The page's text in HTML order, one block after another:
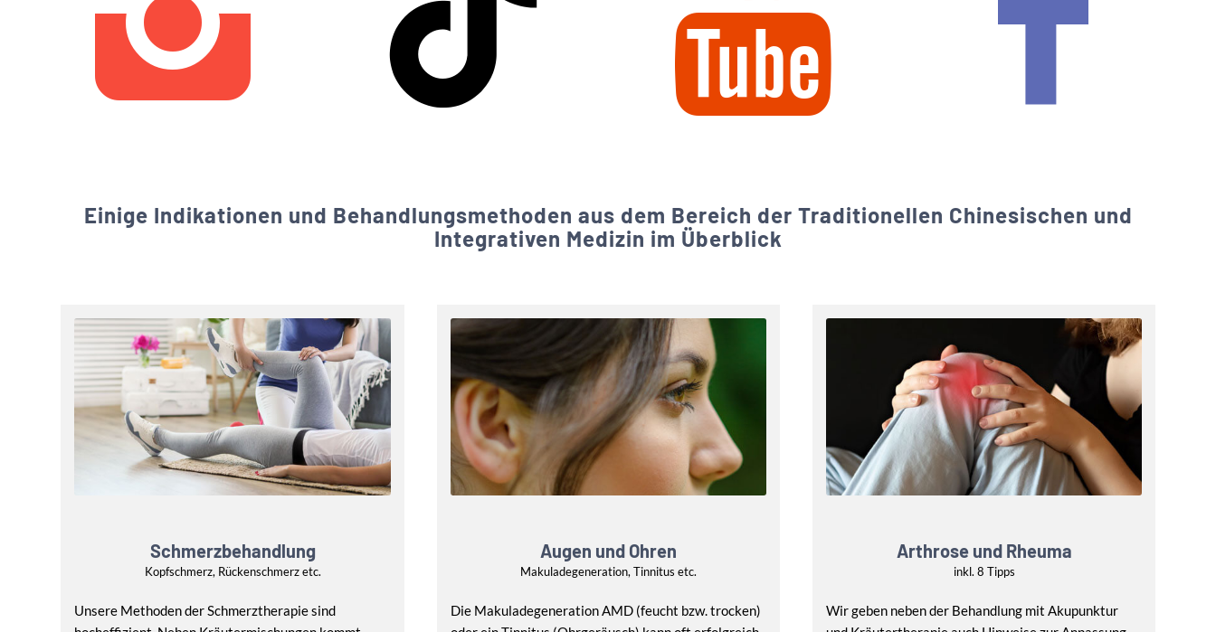
Einige Indikationen und Behandlungsmethoden aus dem Bereich der Traditionellen Chinesischen und
Integrativen Medizin im Überblick
Schmerzbehandlung
Kopfschmerz, Rückenschmerz etc.
Unsere Methoden der Schmerztherapie sind
Augen und Ohren
Makuladegeneration, Tinnitus etc.
Die Makuladegeneration AMD (feucht bzw. trocken)
Arthrose und Rheuma
inkl. 8 Tipps
Wir geben neben der Behandlung mit Akupunktur